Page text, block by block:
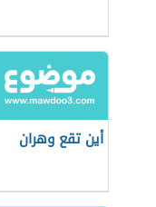
أين تقع وهران